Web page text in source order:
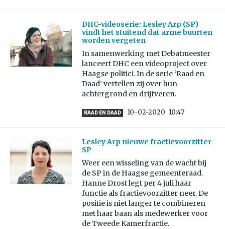
DHC-videoserie: Lesley Arp (SP)
vindt het stuitend dat arme buurten
worden vergeten
In samenwerking met Debatmeester
lanceert DHC een videoproject over
Haagse politici. In de serie ‘Raad en
Daad’ vertellen zij over hun
achtergrond en drijfveren.
RAAD EN DAAD 10-02-2020 10:47
Lesley Arp nieuwe fractievoorzitter
SP
Weer een wisseling van de wacht bij
de SP in de Haagse gemeenteraad.
Hanne Drost legt per 4 juli haar
functie als fractievoorzitter neer. De
positie is niet langer te combineren
met haar baan als medewerker voor
de Tweede Kamerfractie.